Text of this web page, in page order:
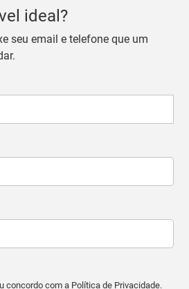
ideal?
seu email e telefone que um
concordo com a Política de Privacidade.